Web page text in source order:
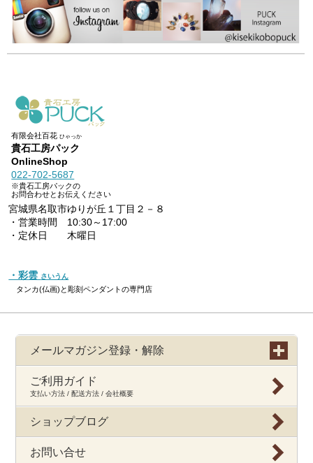
有限会社百花ひゃっか
貴石工房パック
OnlineShop
022-702-5687
※貴石工房パックの
お問合わせとお伝えください
宮城県名取市ゆりが丘１丁目２－８
・営業時間 10:30～17:00
・定休日 木曜日
・彩雲 さいうん
タンカ(仏画)と彫刻ペンダントの専門店
メールマガジン登録・解除
ご利用ガイド
支払い方法 / 配送方法 / 会社概要
ショップブログ
お問い合せ